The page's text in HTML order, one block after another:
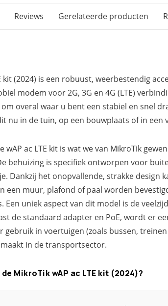
Reviews Gerelateerde producten
kit (2024) is een robuust, weerbestendig
modem voor 2G, 3G en 4G (LTE)
overal waar u bent een stabiel en snel
nu in de tuin, op een bouwplaats of in een
wAP ac LTE kit is wat we van MikroTik
behuizing is specifiek ontworpen voor
Dankzij het onopvallende, strakke design
een muur, plafond of paal worden
Een uniek aspect van dit model is de
de standaard adapter en PoE, wordt er
gebruik in voertuigen (zoals bussen,
in de transportsector.
MikroTik wAP ac LTE kit (2024)?